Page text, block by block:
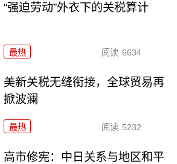
“强迫劳动”外衣下的关税算计
最热 阅读 6634
美新关税无缝衔接，全球贸易再
掀波澜
最热 阅读 5232
高市修宪：中日关系与地区和平